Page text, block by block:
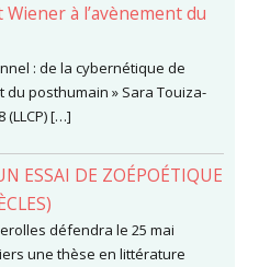
à l’avènement du
: de la cybernétique de
posthumain » Sara Touiza-
(LLCP) […]
ESSAI DE ZOÉPOÉTIQUE
défendra le 25 mai
une thèse en littérature